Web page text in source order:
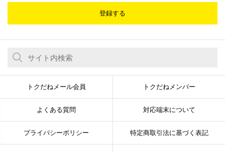
登録する
トクだねメール会員 トクだねメンバー
よくある質問 対応端末について
プライバシーポリシー 特定商取引法に基づく表記